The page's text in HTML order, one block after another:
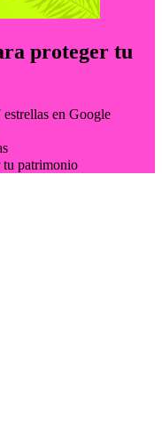
proteger tu
en Google
tu patrimonio